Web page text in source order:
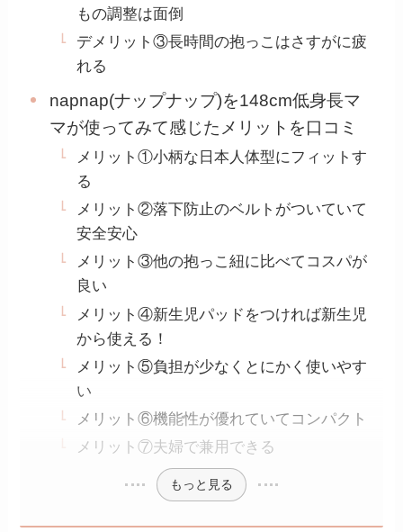
もの調整は面倒
デメリット③長時間の抱っこはさすがに疲
れる
napnap(ナップナップ)を148cm低身長マ
マが使ってみて感じたメリットを口コミ
メリット①小柄な日本人体型にフィットす
る
メリット②落下防止のベルトがついていて
安全安心
メリット③他の抱っこ紐に比べてコスパが
良い
メリット④新生児パッドをつければ新生児
から使える！
メリット⑤負担が少なくとにかく使いやす
い
メリット⑥機能性が優れていてコンパクト
メリット⑦夫婦で兼用できる
もっと見る